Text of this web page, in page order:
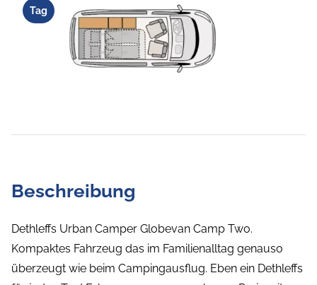
Tag
Beschreibung
Dethleffs Urban Camper Globevan Camp Two.
Kompaktes Fahrzeug das im Familienalltag genauso
überzeugt wie beim Campingausflug. Eben ein Dethleffs